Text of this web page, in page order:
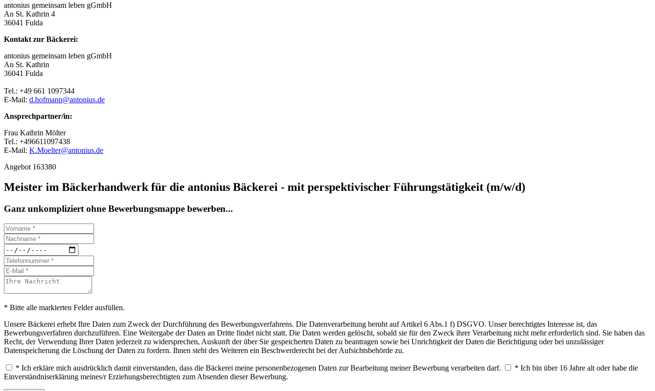
antonius gemeinsam leben gGmbH
An St. Kathrin 4
36041 Fulda
Kontakt zur Bäckerei:
antonius gemeinsam leben gGmbH
An St. Kathrin
36041 Fulda
Tel.: +49 661 1097344
E-Mail: d.hofmann@antonius.de
Ansprechpartner/in:
Frau Kathrin Mölter
Tel.: +496611097438
E-Mail: K.Moelter@antonius.de
Angebot 163380
Meister im Bäckerhandwerk für die antonius Bäckerei - mit perspektivischer Führungstätigkeit (m/w/d)
Ganz unkompliziert ohne Bewerbungsmappe bewerben...
* Bitte alle markierten Felder ausfüllen.
Unsere Bäckerei erhebt Ihre Daten zum Zweck der Durchführung des Bewerbungsverfahrens. Die Datenverarbeitung beruht auf Artikel 6 Abs.1 f) DSGVO. Unser berechtigtes Interesse ist, das
Bewerbungsverfahren durchzuführen. Eine Weitergabe der Daten an Dritte findet nicht statt. Die Daten werden gelöscht, sobald sie für den Zweck ihrer Verarbeitung nicht mehr erforderlich sind. Sie haben das
Recht, der Verwendung Ihrer Daten jederzeit zu widersprechen, Auskunft der über Sie gespeicherten Daten zu beantragen sowie bei Unrichtigkeit der Daten die Berichtigung oder bei unzulässiger
Datenspeicherung die Löschung der Daten zu fordern. Ihnen steht des Weiteren ein Beschwerderecht bei der Aufsichtsbehörde zu.
* Ich erkläre mich ausdrücklich damit einverstanden, dass die Bäckerei meine personenbezogenen Daten zur Bearbeitung meiner Bewerbung verarbeiten darf.
* Ich bin über 16 Jahre alt oder habe die
Einverständniserklärung meines/r Erziehungsberechtigten zum Absenden dieser Bewerbung.